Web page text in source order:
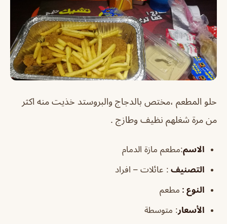
حلو المطعم ،مختص بالدجاج والبروستد خذيت منه اكثر
من مرة شغلهم نظيف وطازج .
الاسم:مطعم مازة الدمام
التصنيف : عائلات – افراد
النوع : مطعم
الأسعار: متوسطة